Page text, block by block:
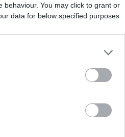
behaviour. You may click to grant or
data for below specified purposes
Αθήνας για
24ωρα
εντός